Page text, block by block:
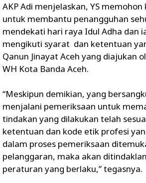
AKP Adi menjelaskan, YS
untuk membantu penangguhan
mendekati hari raya Idul Adha dan
mengikuti syarat dan ketentuan
Qanun Jinayat Aceh yang diajukan
WH Kota Banda Aceh.
“Meskipun demikian, yang
menjalani pemeriksaan untuk
tindakan yang dilakukan telah
ketentuan dan kode etik profesi
dalam proses pemeriksaan
pelanggaran, maka akan
peraturan yang berlaku,” tegasnya.